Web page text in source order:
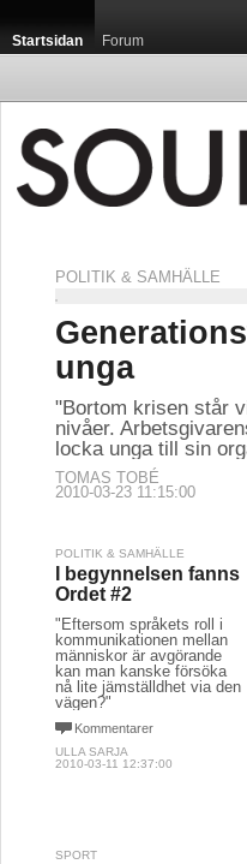
Startsidan Forum
POLITIK & SAMHÄLLE
unga
"Bortom krisen står
nivåer.
locka unga till sin
TOMAS TOBÉ
2010-03-23 11:15:00
POLITIK & SAMHÄLLE
I begynnelsen fanns
Ordet #2
"Eftersom språkets roll i
kommunikationen mellan
människor är avgörande
kan man kanske försöka
nå lite jämställdhet via den
vägen?"
Kommentarer
ULLA SARJA
2010-03-11 12:37:00
SPORT